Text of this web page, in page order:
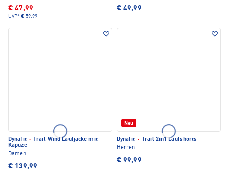
€ 47,99
UVP* € 59,99
€ 49,99
Dynafit ·
Trail Wind Laufjacke mit
Kapuze
Damen
€ 139,99
Neu
Dynafit ·
Trail 2in1 Laufshorts
Herren
€ 99,99